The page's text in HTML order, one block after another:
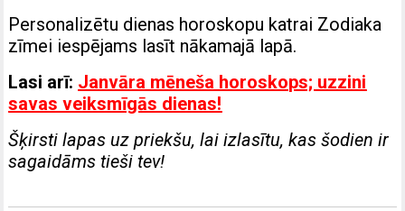
Personalizētu dienas horoskopu katrai Zodiaka
zīmei iespējams lasīt nākamajā lapā.
Lasi arī: Janvāra mēneša horoskops; uzzini
savas veiksmīgās dienas!
Šķirsti lapas uz priekšu, lai izlasītu, kas šodien ir
sagaidāms tieši tev!